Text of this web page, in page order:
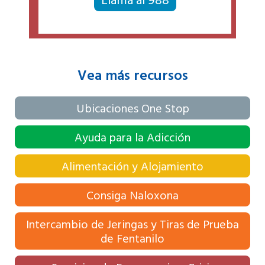
Vea más recursos
Ubicaciones One Stop
Ayuda para la Adicción
Alimentación y Alojamiento
Consiga Naloxona
Intercambio de Jeringas y Tiras de Prueba
de Fentanilo